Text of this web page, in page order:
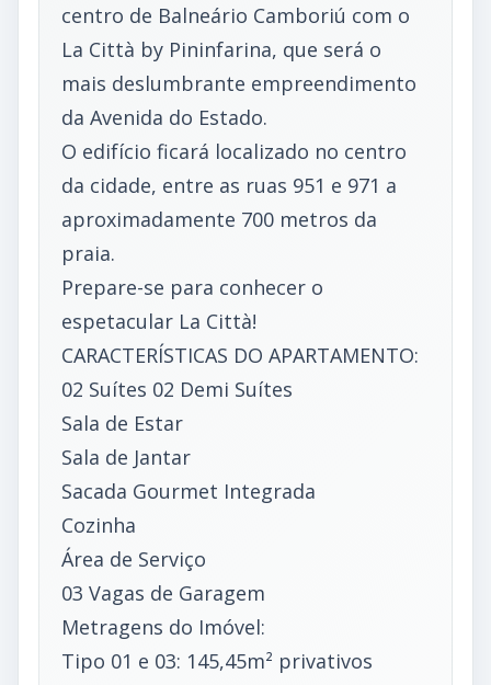
centro de Balneário Camboriú com o
La Città by Pininfarina, que será o
mais deslumbrante empreendimento
da Avenida do Estado.
O edifício ficará localizado no centro
da cidade, entre as ruas 951 e 971 a
aproximadamente 700 metros da
praia.
Prepare-se para conhecer o
espetacular La Città!
CARACTERÍSTICAS DO APARTAMENTO:
02 Suítes 02 Demi Suítes
Sala de Estar
Sala de Jantar
Sacada Gourmet Integrada
Cozinha
Área de Serviço
03 Vagas de Garagem
Metragens do Imóvel:
Tipo 01 e 03: 145,45m² privativos